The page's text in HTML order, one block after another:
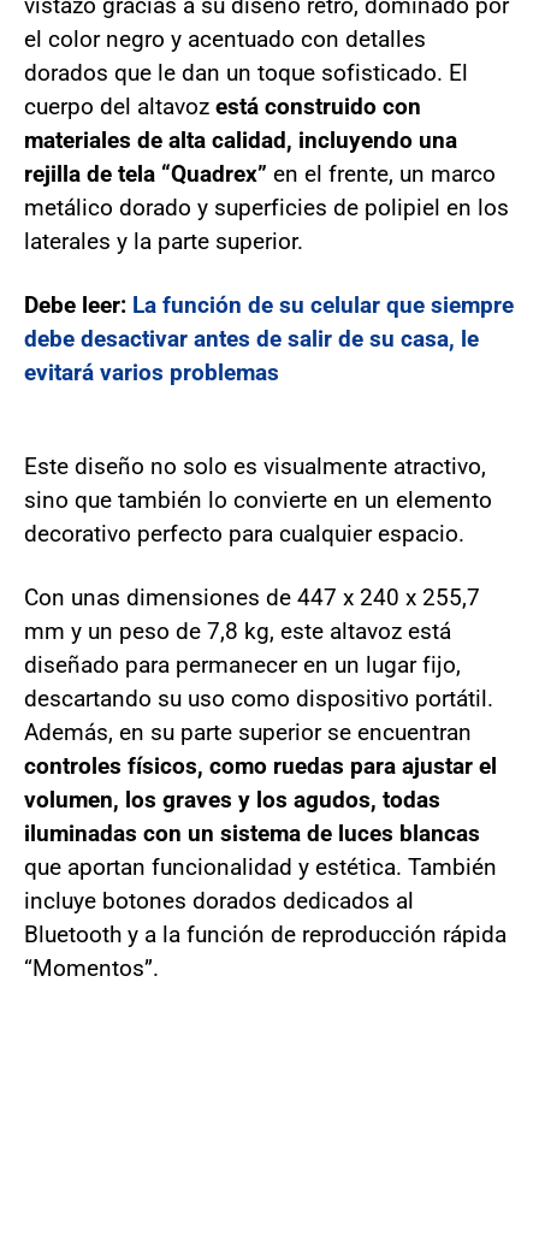
el color negro y acentuado con detalles
dorados que le dan un toque sofisticado. El
cuerpo del altavoz está construido con
materiales de alta calidad, incluyendo una
rejilla de tela “Quadrex” en el frente, un marco
metálico dorado y superficies de polipiel en los
laterales y la parte superior.
Debe leer: La función de su celular que siempre
debe desactivar antes de salir de su casa, le
evitará varios problemas
Este diseño no solo es visualmente atractivo,
sino que también lo convierte en un elemento
decorativo perfecto para cualquier espacio.
Con unas dimensiones de 447 x 240 x 255,7
mm y un peso de 7,8 kg, este altavoz está
diseñado para permanecer en un lugar fijo,
descartando su uso como dispositivo portátil.
Además, en su parte superior se encuentran
controles físicos, como ruedas para ajustar el
volumen, los graves y los agudos, todas
iluminadas con un sistema de luces blancas
que aportan funcionalidad y estética. También
incluye botones dorados dedicados al
Bluetooth y a la función de reproducción rápida
“Momentos”.